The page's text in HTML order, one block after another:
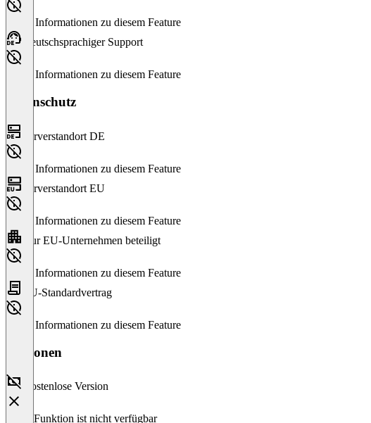
Keine Informationen zu diesem Feature
Deutschsprachiger Support
Keine Informationen zu diesem Feature
Datenschutz
Serverstandort DE
Keine Informationen zu diesem Feature
Serverstandort EU
Keine Informationen zu diesem Feature
Nur EU-Unternehmen beteiligt
Keine Informationen zu diesem Feature
EU-Standardvertrag
Keine Informationen zu diesem Feature
Versionen
Kostenlose Version
Diese Funktion ist nicht verfügbar